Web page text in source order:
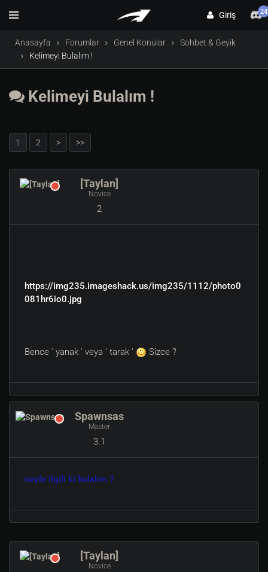
Giriş 24
Anasayfa Forumlar Genel Konular
Sohbet & Geyik
Kelimeyi Bulalım !
Kelimeyi Bulalım !
1 2 > >>
[Taylan]
Novice
2
https://img235.imageshack.us/img235/1112/photo0
081hr6io0.jpg
Bence ' yanak ' veya ' tarak ' Sizce ?
Spawnsas
Master
3.1
neyle ilgili ki bulalım ?
[Taylan]
Novice